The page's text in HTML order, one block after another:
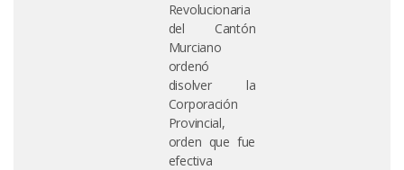
Revolucionaria
del Cantón
Murciano
ordenó
disolver la
Corporación
Provincial,
orden que fue
efectiva